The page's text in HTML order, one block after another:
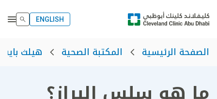
ENGLISH
الصفحة الرئيسية المكتبة الصحية هيلث بايت